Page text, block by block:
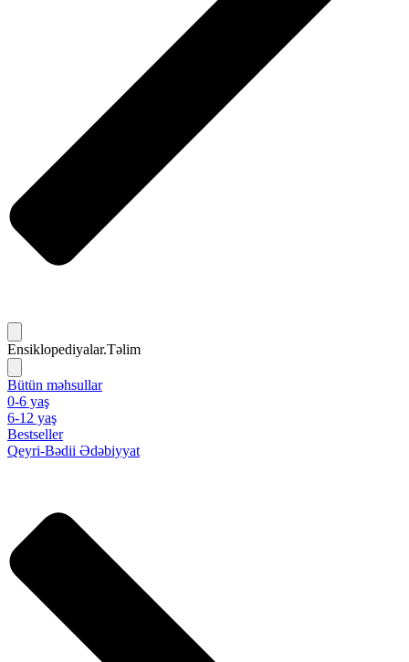
Ensiklopediyalar.Təlim
Bütün məhsullar
0-6 yaş
6-12 yaş
Bestseller
Qeyri-Bədii Ədəbiyyat